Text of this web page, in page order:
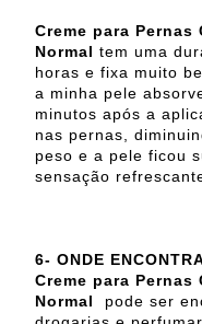
Creme para Pernas
Normal tem uma
horas e fixa muito
a minha pele
minutos após a
nas pernas,
peso e a pele ficou
sensação
6- ONDE
Creme para Pernas
Normal
pode ser